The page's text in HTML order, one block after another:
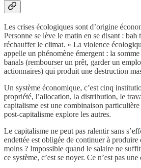
Les crises écologiques sont d’origine
Personne se lève le matin en se disant : bah
réchauffer le climat. » La violence
appelle un phénomène émergent : la
banals (rembourser un prêt, garder un
actionnaires) qui produit une destruction
Un système économique, c’est cinq
propriété, l’allocation, la distribution, le
capitalisme est une combinaison
post-capitalisme explore les autres.
Le capitalisme ne peut pas ralentir sans
endettée est obligée de continuer à
moins ? Impossible quand le salaire ne
ce système, c’est se noyer. Ce n’est pas